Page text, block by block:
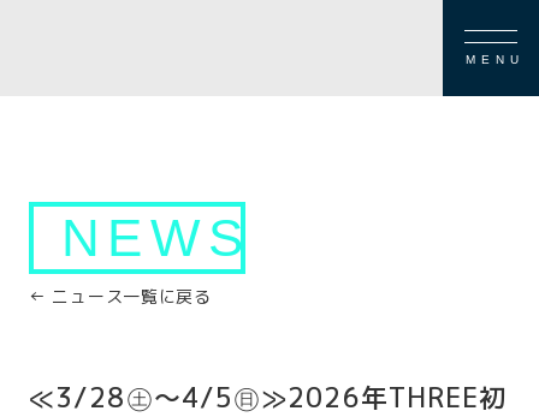
MENU
NEWS
← ニュース一覧に戻る
≪3/28㊏～4/5㊐≫2026年THREE初